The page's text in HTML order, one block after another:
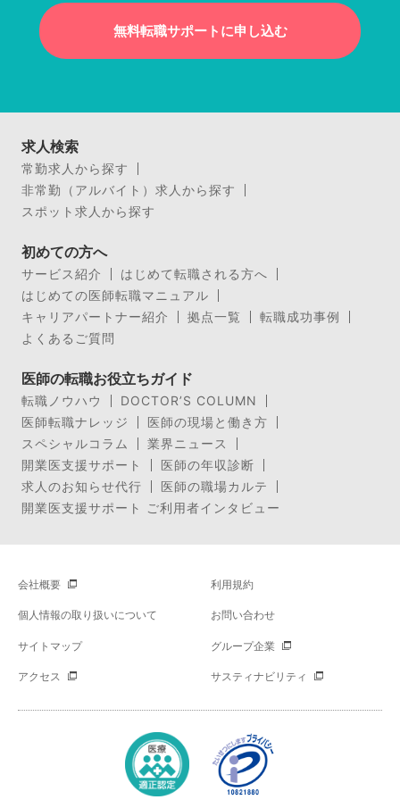
無料転職サポートに申し込む
求人検索
常勤求人から探す
非常勤（アルバイト）求人から探す
スポット求人から探す
初めての方へ
サービス紹介
はじめて転職される方へ
はじめての医師転職マニュアル
キャリアパートナー紹介
拠点一覧
転職成功事例
よくあるご質問
医師の転職お役立ちガイド
転職ノウハウ
DOCTOR’S COLUMN
医師転職ナレッジ
医師の現場と働き方
スペシャルコラム
業界ニュース
開業医支援サポート
医師の年収診断
求人のお知らせ代行
医師の職場カルテ
開業医支援サポート ご利用者インタビュー
会社概要 利用規約
個人情報の取り扱いについて お問い合わせ
サイトマップ グループ企業
アクセス サスティナビリティ